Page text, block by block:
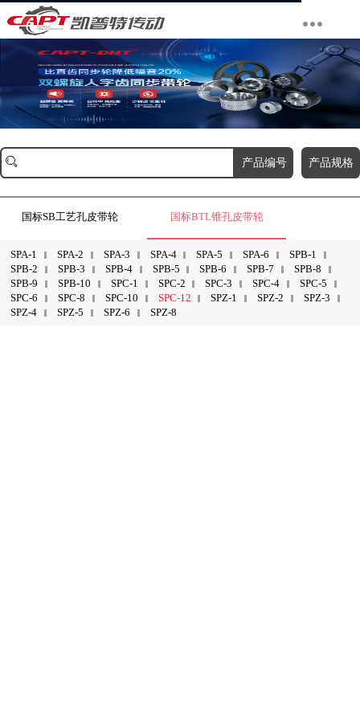
产品编号 产品规格
国标SB工艺孔皮带轮 国标BTL锥孔皮带轮
SPA-1 SPA-2 SPA-3 SPA-4 SPA-5 SPA-6
SPB-1
SPB-2
SPB-3 SPB-4 SPB-5 SPB-6 SPB-7
SPB-8
SPB-9
SPB-10 SPC-1 SPC-2 SPC-3 SPC-4
SPC-5
SPC-6
SPC-8 SPC-10 SPC-12 SPZ-1 SPZ-2
SPZ-3
SPZ-4
SPZ-5 SPZ-6 SPZ-8